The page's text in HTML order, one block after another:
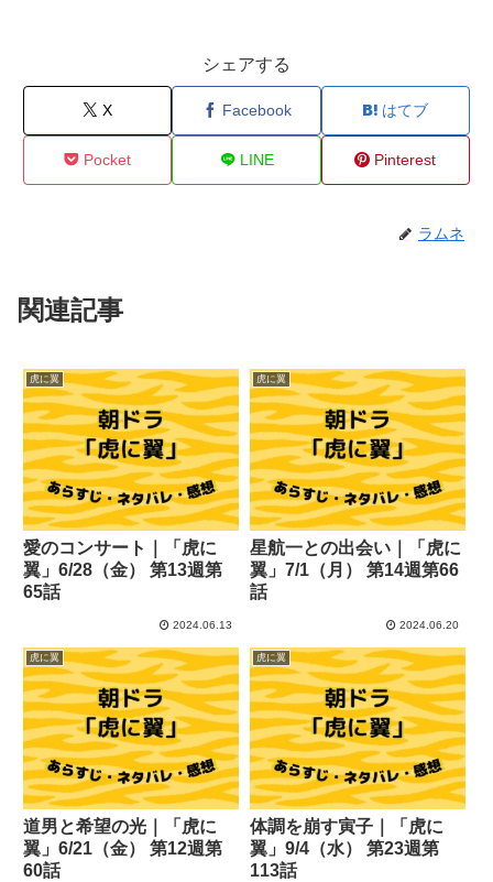
シェアする
X Facebook はてブ
Pocket LINE Pinterest
ラムネ
関連記事
虎に翼
愛のコンサート｜「虎に
翼」6/28（金） 第13週第
65話
2024.06.13
虎に翼
星航一との出会い｜「虎に
翼」7/1（月） 第14週第66
話
2024.06.20
虎に翼
道男と希望の光｜「虎に
翼」6/21（金） 第12週第
60話
虎に翼
体調を崩す寅子｜「虎に
翼」9/4（水） 第23週第
113話